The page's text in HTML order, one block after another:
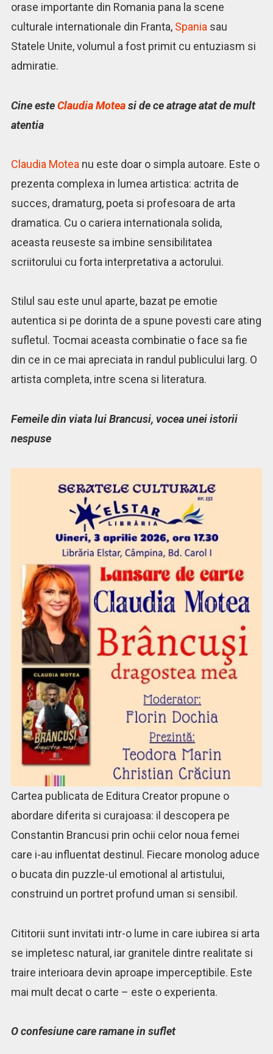
orase importante din Romania pana la scene
culturale internationale din Franta, Spania sau
Statele Unite, volumul a fost primit cu entuziasm si
admiratie.
Cine esteClaudia Moteasi de ce atrage atat de mult
atentia
Claudia Motea nu este doar o simpla autoare. Este o
prezenta complexa in lumea artistica: actrita de
succes, dramaturg, poeta si profesoara de arta
dramatica. Cu o cariera internationala solida,
aceasta reuseste sa imbine sensibilitatea
scriitorului cu forta interpretativa a actorului.
Stilul sau este unul aparte, bazat pe emotie
autentica si pe dorinta de a spune povesti care ating
sufletul. Tocmai aceasta combinatie o face sa fie
din ce in ce mai apreciata in randul publicului larg. O
artista completa, intre scena si literatura.
Femeile din viata lui Brancusi, vocea unei istorii
nespuse
Cartea publicata de Editura Creator propune o
abordare diferita si curajoasa: il descopera pe
Constantin Brancusi prin ochii celor noua femei
care i-au influentat destinul. Fiecare monolog aduce
o bucata din puzzle-ul emotional al artistului,
construind un portret profund uman si sensibil.
Cititorii sunt invitati intr-o lume in care iubirea si arta
se impletesc natural, iar granitele dintre realitate si
traire interioara devin aproape imperceptibile. Este
mai mult decat o carte – este o experienta.
O confesiune care ramane in suflet